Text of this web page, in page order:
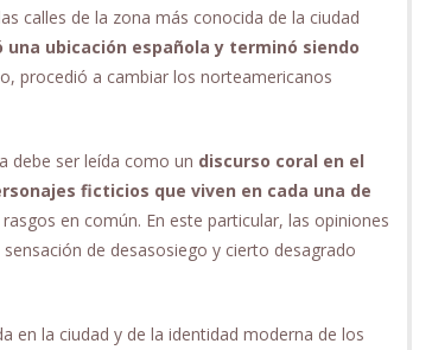
calles de la zona más conocida de la ciudad
una ubicación española y terminó siendo
procedió a cambiar los norteamericanos
debe ser leída como un discurso coral en el
ficticios que viven en cada una de
en común. En este particular, las opiniones
de desasosiego y cierto desagrado
en la ciudad y de la identidad moderna de los